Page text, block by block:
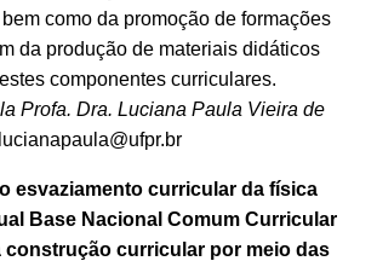
como da promoção de formações
da produção de materiais didáticos
componentes curriculares.
Profa. Dra. Luciana Paula Vieira de
esvaziamento curricular da física
Base Nacional Comum Curricular
construção curricular por meio das